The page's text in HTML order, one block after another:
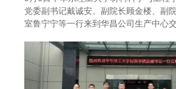
党委副书记戴诚安、副院长顾金楼、副
室鲁宁宁等一行来到华昌公司生产中心交